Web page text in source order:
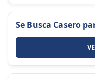
Se Busca Casero